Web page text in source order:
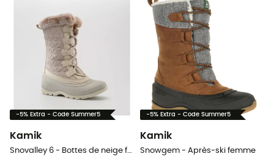
-5% Extra - Code Summer5
Kamik
Snovalley 6 - Bottes de neige femme
-5% Extra - Code Summer5
Kamik
Snowgem - Après-ski femme